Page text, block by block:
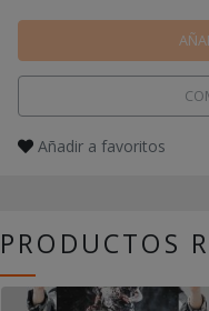
Añadir a favoritos
PRODUCTOS